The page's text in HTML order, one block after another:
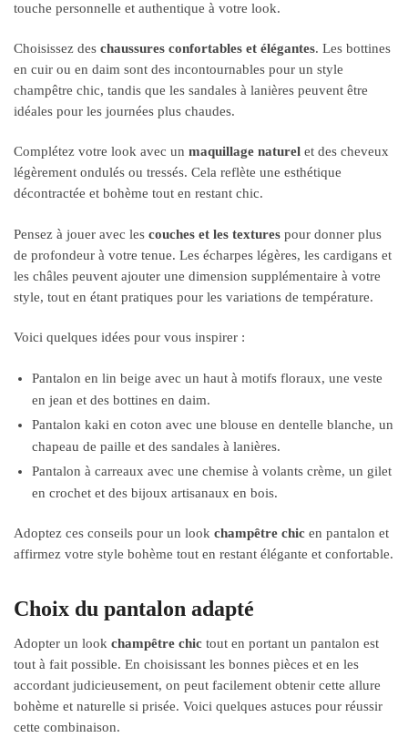
touche personnelle et authentique à votre look.
Choisissez des chaussures confortables et élégantes. Les bottines
en cuir ou en daim sont des incontournables pour un style
champêtre chic, tandis que les sandales à lanières peuvent être
idéales pour les journées plus chaudes.
Complétez votre look avec un maquillage naturel et des cheveux
légèrement ondulés ou tressés. Cela reflète une esthétique
décontractée et bohème tout en restant chic.
Pensez à jouer avec les couches et les textures pour donner plus
de profondeur à votre tenue. Les écharpes légères, les cardigans et
les châles peuvent ajouter une dimension supplémentaire à votre
style, tout en étant pratiques pour les variations de température.
Voici quelques idées pour vous inspirer :
Pantalon en lin beige avec un haut à motifs floraux, une veste
en jean et des bottines en daim.
Pantalon kaki en coton avec une blouse en dentelle blanche, un
chapeau de paille et des sandales à lanières.
Pantalon à carreaux avec une chemise à volants crème, un gilet
en crochet et des bijoux artisanaux en bois.
Adoptez ces conseils pour un look champêtre chic en pantalon et
affirmez votre style bohème tout en restant élégante et confortable.
Choix du pantalon adapté
Adopter un look champêtre chic tout en portant un pantalon est
tout à fait possible. En choisissant les bonnes pièces et en les
accordant judicieusement, on peut facilement obtenir cette allure
bohème et naturelle si prisée. Voici quelques astuces pour réussir
cette combinaison.